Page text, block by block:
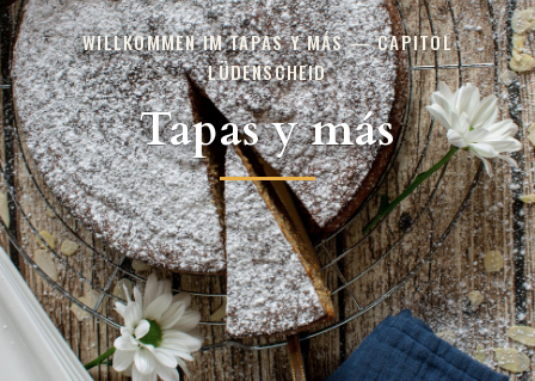
WILLKOMMEN IM TAPAS Y MÁS — CAPITOL
LÜDENSCHEID
Tapas y más